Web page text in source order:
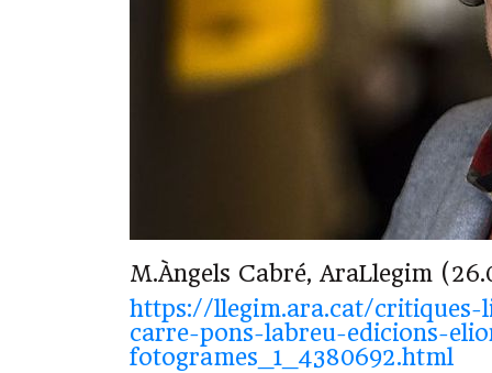
M.Àngels Cabré, AraLlegim
https://llegim.ara.cat/
carre-pons-labreu-edicions-
fotogrames_1_4380692.html